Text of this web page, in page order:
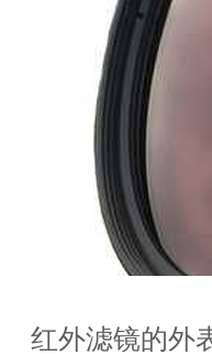
外滤镜的外表